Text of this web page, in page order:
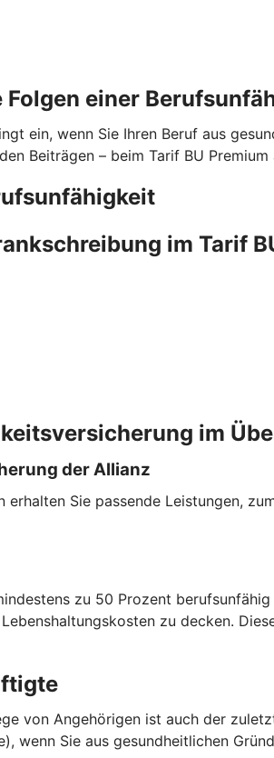
einer
ein, wenn Sie Ihren Beruf aus
Beiträgen – beim Tarif BU
im Tarif
im
der Allianz
Sie passende Leistungen,
zu 50 Prozent
zu decken.
von Angehörigen ist auch der
wenn Sie aus gesundheitlichen